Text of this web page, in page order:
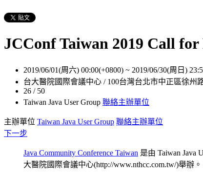
JCConf Taiwan 2019 Call for
2019/06/01(周六) 00:00(+0800) ~ 2019/06/30(周日)
台大醫院國際會議中心 / 100台灣台北市中正區徐州
26 / 50
Taiwan Java User Group 聯絡主辦單位
主辦單位 Taiwan Java User Group 聯絡主辦單位
下一步
Java Community Conference Taiwan 是由 Taiwan Java
大醫院國際會議中心(http://www.nthcc.com.tw/)舉辦。